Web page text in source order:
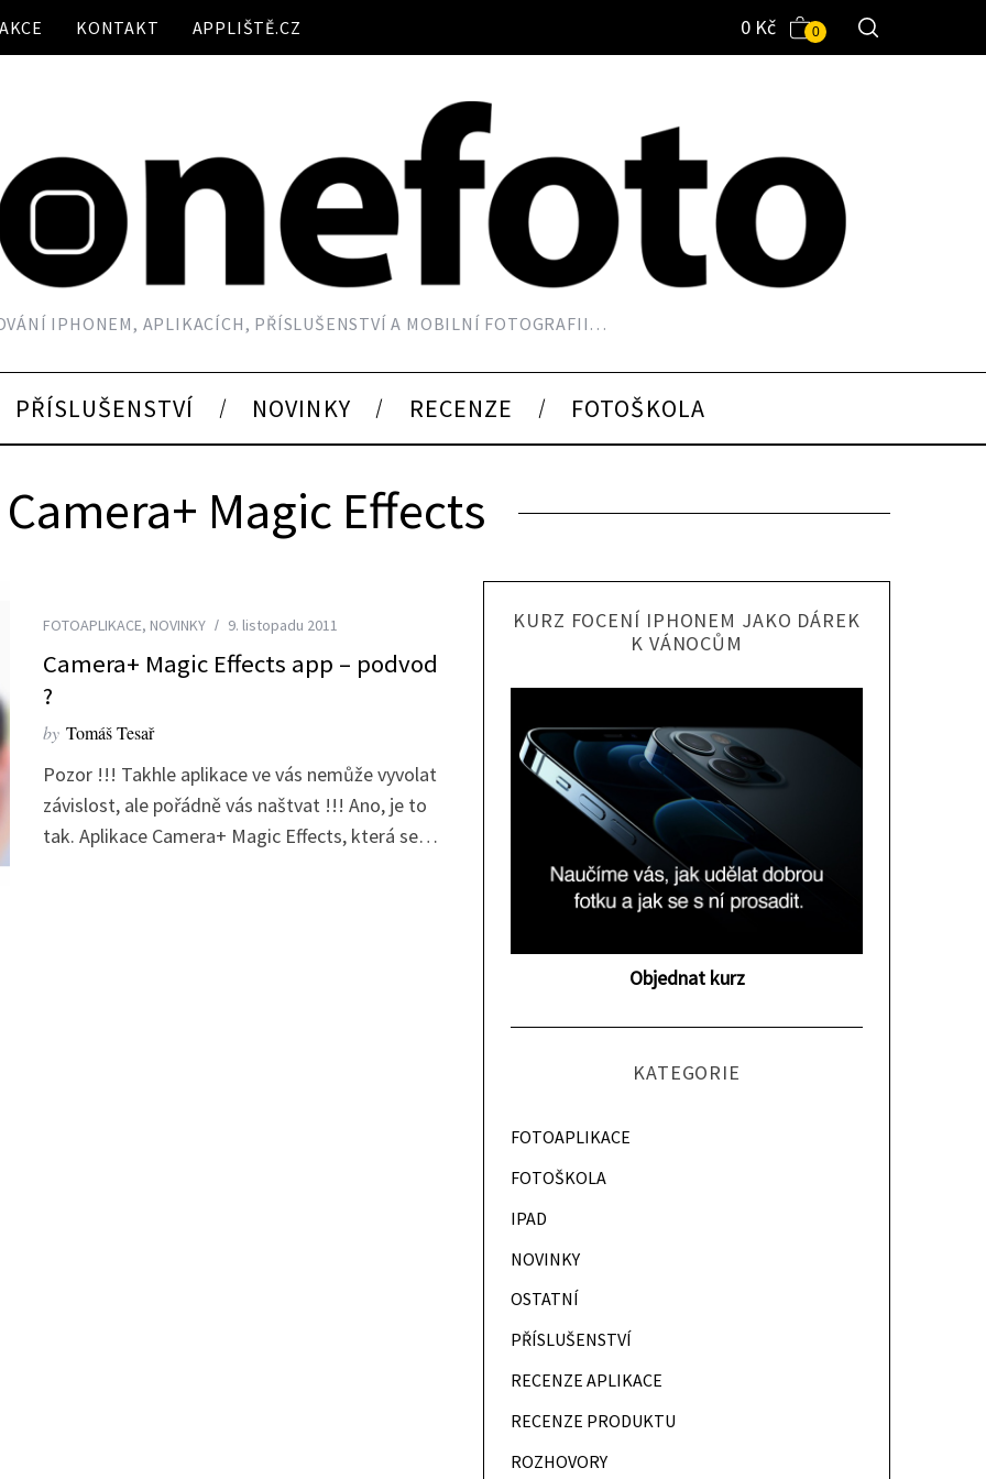
KONTAKT APPLIŠTĚ.CZ 0
0 Kč
IPHONEM, APLIKACÍCH, PŘÍSLUŠENSTVÍ A MOBILNÍ FOTOGRAFII…
PŘÍSLUŠENSTVÍ NOVINKY RECENZE FOTOŠKOLA
Camera+ Magic Effects
FOTOAPLIKACE, NOVINKY 9. listopadu 2011
Camera+ Magic Effects app – podvod
?
by Tomáš Tesař
Pozor !!! Takhle aplikace ve vás nemůže vyvolat
závislost, ale pořádně vás naštvat !!! Ano, je to
tak. Aplikace Camera+ Magic Effects, která se…
KURZ FOCENÍ IPHONEM JAKO DÁREK
K VÁNOCŮM
Objednat kurz
KATEGORIE
FOTOAPLIKACE
FOTOŠKOLA
IPAD
NOVINKY
OSTATNÍ
PŘÍSLUŠENSTVÍ
RECENZE APLIKACE
RECENZE PRODUKTU
ROZHOVORY